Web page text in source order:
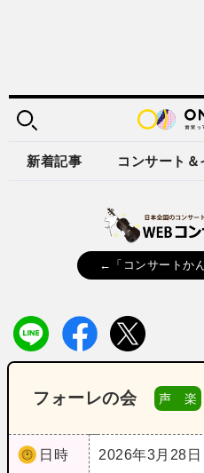
新着記事 コンサート＆
←「コンサートか
フォーレの会 声 楽
日時
2026年3月28日